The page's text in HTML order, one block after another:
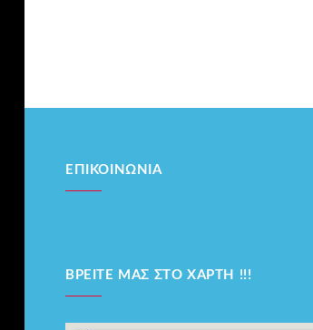
ΕΠΙΚΟΙΝΩΝΊΑ
ΒΡΕΊΤΕ ΜΑΣ ΣΤΟ ΧΆΡΤΗ !!!